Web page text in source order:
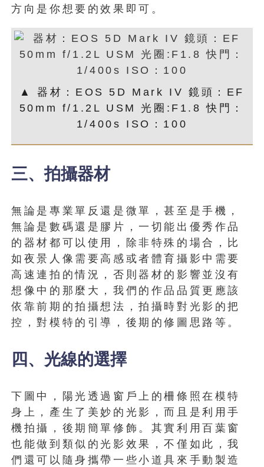
方向是你想要的效果即可。
▲ 器材：EOS 5D Mark IV 鏡頭：EF
50mm f/1.2L USM 光圈:F1.8 快門：
1/400s ISO：100
三、拍攝器材
無論是專業單反還是微單，甚至是手機，
無論是數碼還是膠片，一切能出優秀作品
的器材都可以使用，除非特殊的場合，比
如夜景人像需要高感或者體育攝影中需要
高速連拍的情況，否則器材的影響並沒有
想像中的那麼大，我們的作品品質更應該
依靠前期的拍攝想法，拍攝時對光影的把
控，對模特的引導，後期的修圖思路等。
四、光線的選擇
下圖中，陽光透過窗戶上的柵條照在模特
身上，產生了美妙的光影，而且是利用手
機拍攝，後期簡單修飾。其實利用百葉窗
也能做到類似的光影效果，不僅如此，我
們還可以隨身攜帶一些小道具來手動製造